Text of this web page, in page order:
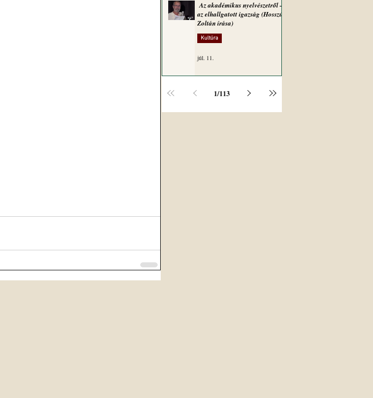
Az akadémikus nyelvészetről –
az elhallgatott igazság (Hosszú
Zoltán írása)
Kultúra
júl. 11.
1/113